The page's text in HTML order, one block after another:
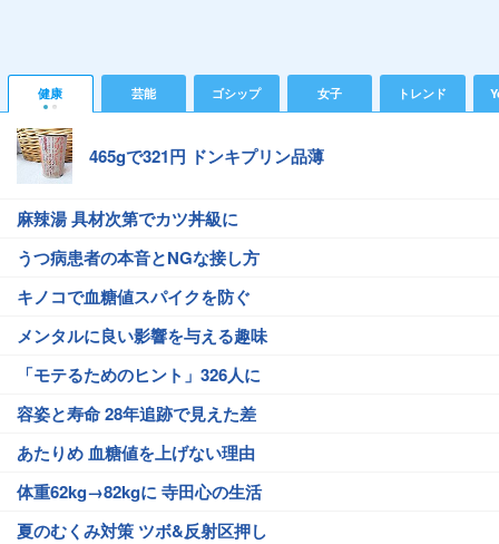
健康 芸能 ゴシップ 女子 トレンド
465gで321円 ドンキプリン品薄
麻辣湯 具材次第でカツ丼級に
うつ病患者の本音とNGな接し方
キノコで血糖値スパイクを防ぐ
メンタルに良い影響を与える趣味
「モテるためのヒント」326人に
容姿と寿命 28年追跡で見えた差
あたりめ 血糖値を上げない理由
体重62kg→82kgに 寺田心の生活
夏のむくみ対策 ツボ&反射区押し